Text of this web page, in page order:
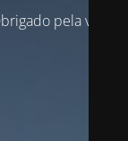
pela vossa